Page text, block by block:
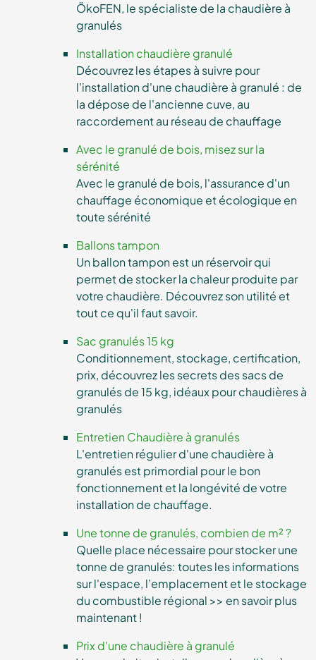
ÖkoFEN, le spécialiste de la chaudière à
granulés
Installation chaudière granulé
Découvrez les étapes à suivre pour
l'installation d'une chaudière à granulé : de
la dépose de l'ancienne cuve, au
raccordement au réseau de chauffage
Avec le granulé de bois, misez sur la
sérénité
Avec le granulé de bois, l'assurance d'un
chauffage économique et écologique en
toute sérénité
Ballons tampon
Un ballon tampon est un réservoir qui
permet de stocker la chaleur produite par
votre chaudière. Découvrez son utilité et
tout ce qu'il faut savoir.
Sac granulés 15 kg
Conditionnement, stockage, certification,
prix, découvrez les secrets des sacs de
granulés de 15 kg, idéaux pour chaudières à
granulés
Entretien Chaudière à granulés
L'entretien régulier d'une chaudière à
granulés est primordial pour le bon
fonctionnement et la longévité de votre
installation de chauffage.
Une tonne de granulés, combien de m² ?
Quelle place nécessaire pour stocker une
tonne de granulés: toutes les informations
sur l'espace, l’emplacement et le stockage
du combustible régional >> en savoir plus
maintenant !
Prix d'une chaudière à granulé